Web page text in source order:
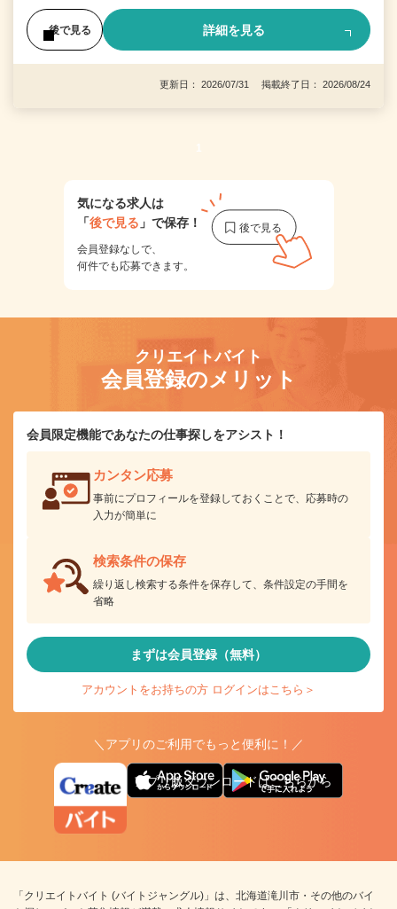
後で見る 詳細を見る
更新日： 2026/07/31 掲載終了日： 2026/08/24
1
気になる求人は
「後で見る 」で保存！
会員登録なしで、
何件でも応募できます。
クリエイトバイト
会員登録のメリット
会員限定機能であなたの仕事探しをアシスト！
カンタン応募
事前にプロフィールを登録しておくことで、応募時の
入力が簡単に
検索条件の保存
繰り返し検索する条件を保存して、条件設定の手間を
省略
まずは会員登録（無料）
アカウントをお持ちの方 ログインはこちら＞
＼アプリのご利用でもっと便利に！／
アプリ版ダウンロードはこちらから
「クリエイトバイト (バイトジャングル)」は、北海道滝川市・その他のバイ